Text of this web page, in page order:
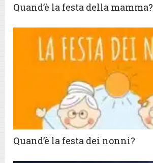
Quand’è la festa della mamma?
Quand’è la festa dei nonni?